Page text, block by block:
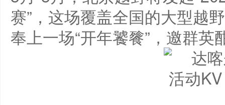
赛”，这场覆盖全国的大型越
奉上一场“开年饕餮”，邀群